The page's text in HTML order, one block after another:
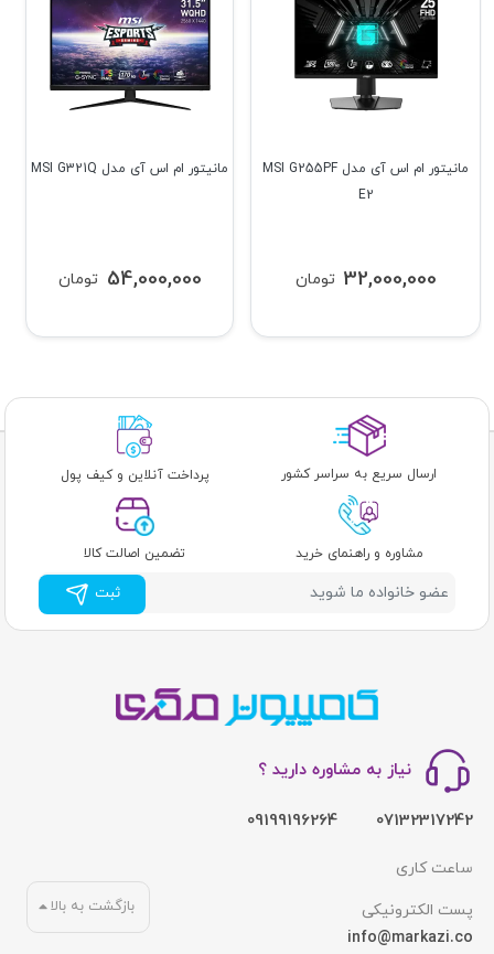
مانیتور ام اس آی مدل MSI G321Q
تومان 54,000,000
مانیتور ام اس آی مدل MSI G255PF
E2
تومان 32,000,000
ارسال سریع به سراسر کشور پرداخت آنلاین و کیف پول
مشاوره و راهنمای خرید تضمین اصالت کالا
ثبت
نیاز به مشاوره دارید ؟
07132317242
09199196264
ساعت کاری
پست الکترونیکی
info@markazi.co
بازگشت به بالا